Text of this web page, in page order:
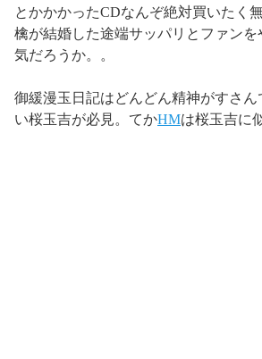
とかかかったCDなんぞ絶対買いたく
檎が結婚した途端サッパリとファン
気だろうか。。
御緩漫玉日記はどんどん精神がすさ
い桜玉吉が必見。てかHMは桜玉吉に